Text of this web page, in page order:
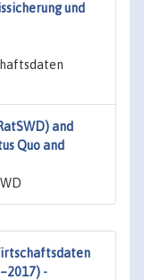
und
and
Quo and
-